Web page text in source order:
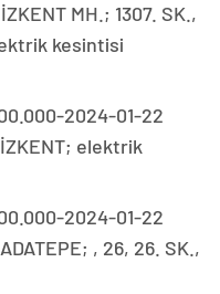
MH.; 1307. SK.,
kesintisi
2024-01-22
elektrik
2024-01-22
, 26, 26. SK.,